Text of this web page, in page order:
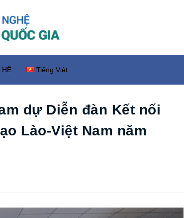
HỆ Tiếng Việt
dự Diễn đàn Kết nối
Lào-Việt Nam năm